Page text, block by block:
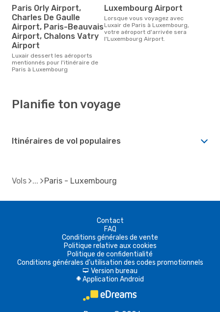
Paris Orly Airport,
Charles De Gaulle
Airport, Paris-Beauvais
Airport, Chalons Vatry
Airport
Luxair dessert les aéroports
mentionnés pour l'itinéraire de
Paris à Luxembourg
Luxembourg Airport
Lorsque vous voyagez avec
Luxair de Paris à Luxembourg,
votre aéroport d'arrivée sera
l'Luxembourg Airport.
Planifie ton voyage
Itinéraires de vol populaires
Vols Paris - Luxembourg
Contact
FAQ
Conditions générales de vente
Politique relative aux cookies
Politique de confidentialité
Conditions générales d'utilisation des codes promotionnels
d Version bureau
A Application Android